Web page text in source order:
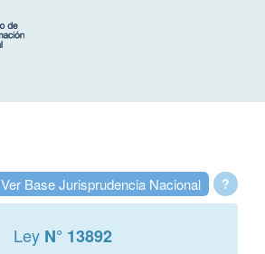
?
Ver Base Jurisprudencia Nacional
Ley N° 13892